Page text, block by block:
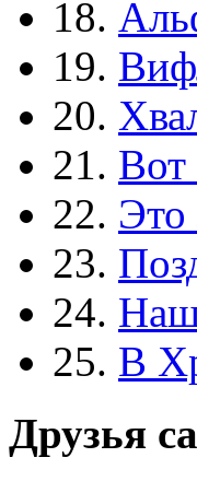
18.
19.
20.
21. Вот
22. Это
23.
24.
25. В
Друзья